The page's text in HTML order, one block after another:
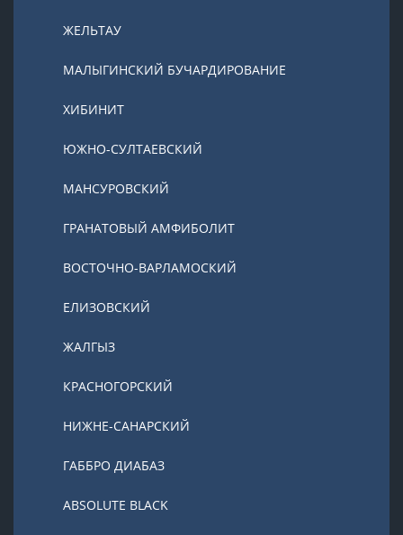
ЖЕЛЬТАУ
МАЛЫГИНСКИЙ БУЧАРДИРОВАНИЕ
ХИБИНИТ
ЮЖНО-СУЛТАЕВСКИЙ
МАНСУРОВСКИЙ
ГРАНАТОВЫЙ АМФИБОЛИТ
ВОСТОЧНО-ВАРЛАМОСКИЙ
ЕЛИЗОВСКИЙ
ЖАЛГЫЗ
КРАСНОГОРСКИЙ
НИЖНЕ-САНАРСКИЙ
ГАББРО ДИАБАЗ
ABSOLUTE BLACK